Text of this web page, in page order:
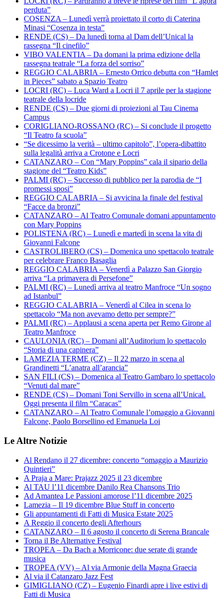
perduta”
COSENZA – Lunedì verrà proiettato il corto di Caterina
Minasi “Cosenza in testa”
RENDE (CS) – Da lunedì torna al Dam dell’Unical la
rassegna “Il cinefilo”
VIBO VALENTIA – Da domani la prima edizione della
rassegna teatrale “La forza del sorriso”
REGGIO CALABRIA – Ernesto Orrico debutta con “Hamlet
in Pieces” sabato a Spazio Teatro
LOCRI (RC) – Luca Ward a Locri il 7 aprile per la stagione
teatrale della locride
RENDE (CS) – Due giorni di proiezioni al Tau Cinema
Campus
CORIGLIANO-ROSSANO (RC) – Si conclude il progetto
“Il Teatro fa scuola”
“Se dicessimo la verità – ultimo capitolo”, l’opera-dibattito
sulla legalità arriva a Crotone e Locri
CATANZARO – Con “Mary Poppins” cala il sipario della
stagione del “Teatro Kids”
PALMI (RC) – Successo di pubblico per la parodia de “I
promessi sposi”
REGGIO CALABRIA – Si avvicina la finale del festival
“Facce da bronzi”
CATANZARO – Al Teatro Comunale domani appuntamento
con Mary Poppins
POLISTENA (RC) – Lunedì e martedì in scena la vita di
Giovanni Falcone
CASTROLIBERO (CS) – Domenica uno spettacolo teatrale
per celebrare Franco Basaglia
REGGIO CALABRIA – Venerdì a Palazzo San Giorgio
arriva “La primavera di Persefone”
PALMI (RC) – Lunedì arriva al teatro Manfroce “Un sogno
ad Istanbul”
REGGIO CALABRIA – Venerdì al Cilea in scena lo
spettacolo “Ma non avevamo detto per sempre?”
PALMI (RC) – Applausi a scena aperta per Remo Girone al
Teatro Manfroce
CAULONIA (RC) – Domani all’Auditorium lo spettacolo
“Storia di una capinera”
LAMEZIA TERME (CZ) – Il 22 marzo in scena al
Grandinetti “L’anatra all’arancia”
SAN FILI (CS) – Domenica al Teatro Gambaro lo spettacolo
“Venuti dal mare”
RENDE (CS) – Domani Toni Servillo in scena all’Unical.
Oggi presenta il film “Caracas”
CATANZARO – Al Teatro Comunale l’omaggio a Giovanni
Falcone, Paolo Borsellino ed Emanuela Loi
Le Altre Notizie
Al Rendano il 27 dicembre: concerto “omaggio a Maurizio
Quintieri”
A Praja a Mare: Prajazz 2025 il 23 dicembre
Al TAU l’11 dicembre Danilo Rea Chansons Trio
Ad Amantea Le Passioni amorose l’11 dicembre 2025
Lamezia – Il 19 dicembre Blue Stuff in concerto
Gli appuntamenti di Fatti di Musica Estate 2025
A Reggio il concerto degli Afterhours
CATANZARO – Il 6 agosto il concerto di Serena Brancale
Torna il Be Alternative Festival
TROPEA – Da Bach a Morricone: due serate di grande
musica
TROPEA (VV) – Al via Armonie della Magna Graecia
Al via il Catanzaro Jazz Fest
GIMIGLIANO (CZ) – Eugenio Finardi apre i live estivi di
Fatti di Musica